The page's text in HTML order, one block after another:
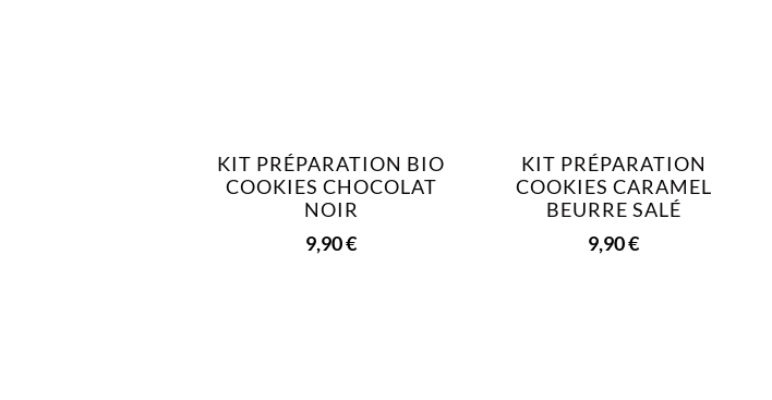
KIT PRÉPARATION BIO
COOKIES CHOCOLAT
NOIR
9,90€
KIT PRÉPARATION
COOKIES CARAMEL
BEURRE SALÉ
9,90€